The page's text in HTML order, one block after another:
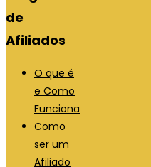
de
Afiliados
O que é
e Como
Funciona
Como
ser um
Afiliado